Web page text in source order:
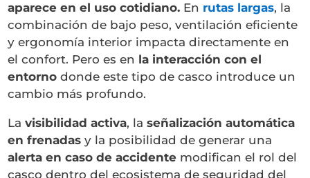
aparece en el uso cotidiano. En rutas largas, la
combinación de bajo peso, ventilación eficiente
y ergonomía interior impacta directamente en
el confort. Pero es en la interacción con el
entorno donde este tipo de casco introduce un
cambio más profundo.
Lavisibilidad activa, laseñalización automática
en frenadas y la posibilidad de generar una
alerta en caso de accidente modifican el rol del
casco dentro del ecosistema de seguridad del